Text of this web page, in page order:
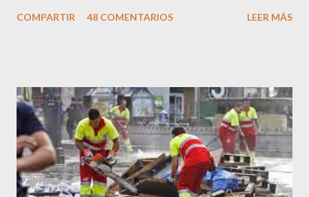
los okupas, los red skins, los sharps o los anarcos porque a estos
caballeretes salieran en Valencia a la calle, dispuestos a hacer lo
que les viniera en gana, manifestarse sin la autorización
pertinente, cortar el tráfico de las calles más céntricas, volcar los
contenedores de vidrio para tener botellas a mano para agredir a
los agentes, incendiar contenedores, apedrear a la policía,
COMPARTIR 48 COMENTARIOS LEER MÁS